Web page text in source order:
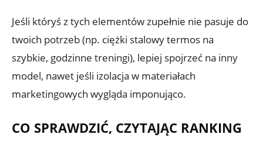
Jeśli któryś z tych elementów zupełnie nie pasuje do
twoich potrzeb (np. ciężki stalowy termos na
szybkie, godzinne treningi), lepiej spojrzeć na inny
model, nawet jeśli izolacja w materiałach
marketingowych wygląda imponująco.
CO SPRAWDZIĆ, CZYTAJĄC RANKING